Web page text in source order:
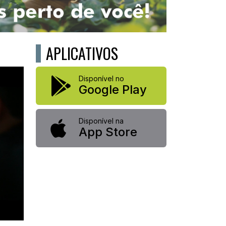
APLICATIVOS
Disponível no
Google Play
Disponível na
App Store